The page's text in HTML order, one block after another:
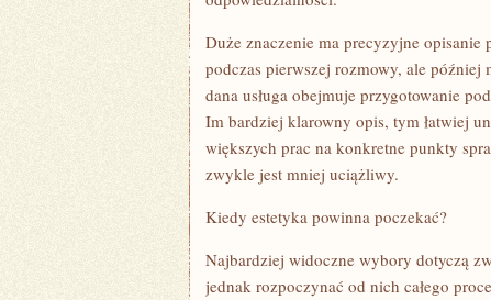
Duże znaczenie ma precyzyjne opisanie
podczas pierwszej rozmowy, ale
dana usługa obejmuje przygotowanie
Im bardziej klarowny opis, tym łatwiej
większych prac na konkretne punkty
zwykle jest mniej uciążliwy.
Kiedy estetyka powinna poczekać?
Najbardziej widoczne wybory dotyczą
jednak rozpoczynać od nich całego